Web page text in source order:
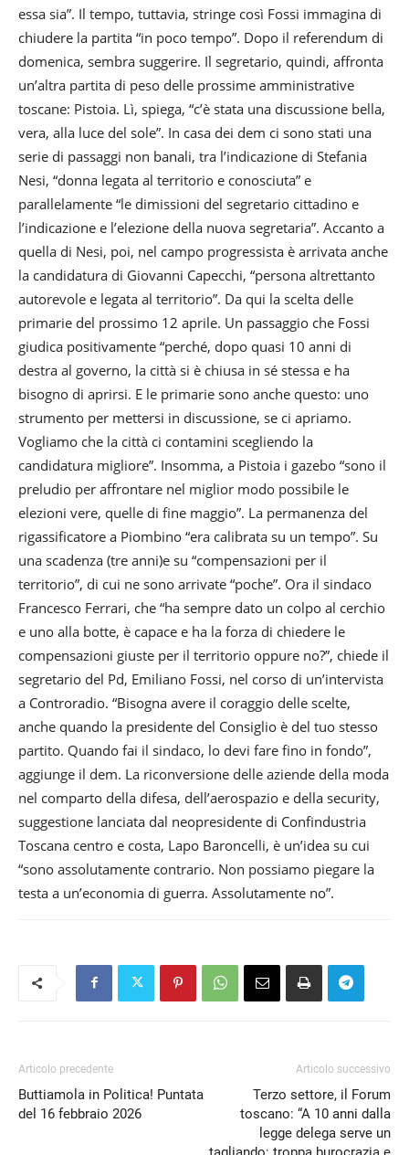
essa sia”. Il tempo, tuttavia, stringe così Fossi immagina di
chiudere la partita “in poco tempo”. Dopo il referendum di
domenica, sembra suggerire. Il segretario, quindi, affronta
un’altra partita di peso delle prossime amministrative
toscane: Pistoia. Lì, spiega, “c’è stata una discussione bella,
vera, alla luce del sole”. In casa dei dem ci sono stati una
serie di passaggi non banali, tra l’indicazione di Stefania
Nesi, “donna legata al territorio e conosciuta” e
parallelamente “le dimissioni del segretario cittadino e
l’indicazione e l’elezione della nuova segretaria”. Accanto a
quella di Nesi, poi, nel campo progressista è arrivata anche
la candidatura di Giovanni Capecchi, “persona altrettanto
autorevole e legata al territorio”. Da qui la scelta delle
primarie del prossimo 12 aprile. Un passaggio che Fossi
giudica positivamente “perché, dopo quasi 10 anni di
destra al governo, la città si è chiusa in sé stessa e ha
bisogno di aprirsi. E le primarie sono anche questo: uno
strumento per mettersi in discussione, se ci apriamo.
Vogliamo che la città ci contamini scegliendo la
candidatura migliore”. Insomma, a Pistoia i gazebo “sono il
preludio per affrontare nel miglior modo possibile le
elezioni vere, quelle di fine maggio”. La permanenza del
rigassificatore a Piombino “era calibrata su un tempo”. Su
una scadenza (tre anni)e su “compensazioni per il
territorio”, di cui ne sono arrivate “poche”. Ora il sindaco
Francesco Ferrari, che “ha sempre dato un colpo al cerchio
e uno alla botte, è capace e ha la forza di chiedere le
compensazioni giuste per il territorio oppure no?”, chiede il
segretario del Pd, Emiliano Fossi, nel corso di un’intervista
a Controradio. “Bisogna avere il coraggio delle scelte,
anche quando la presidente del Consiglio è del tuo stesso
partito. Quando fai il sindaco, lo devi fare fino in fondo”,
aggiunge il dem. La riconversione delle aziende della moda
nel comparto della difesa, dell’aerospazio e della security,
suggestione lanciata dal neopresidente di Confindustria
Toscana centro e costa, Lapo Baroncelli, è un’idea su cui
“sono assolutamente contrario. Non possiamo piegare la
testa a un’economia di guerra. Assolutamente no”.
Articolo precedente
Buttiamola in Politica! Puntata
del 16 febbraio 2026
Articolo successivo
Terzo settore, il Forum
toscano: “A 10 anni dalla
legge delega serve un